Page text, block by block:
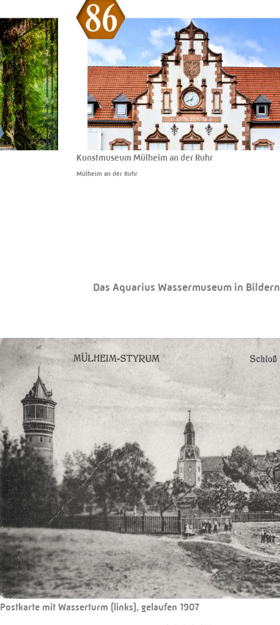
Kunstmuseum Mülheim an der Ruhr
Mülheim an der Ruhr
Das Aquarius Wassermuseum in Bildern
Postkarte mit Wasserturm (links), gelaufen 1907